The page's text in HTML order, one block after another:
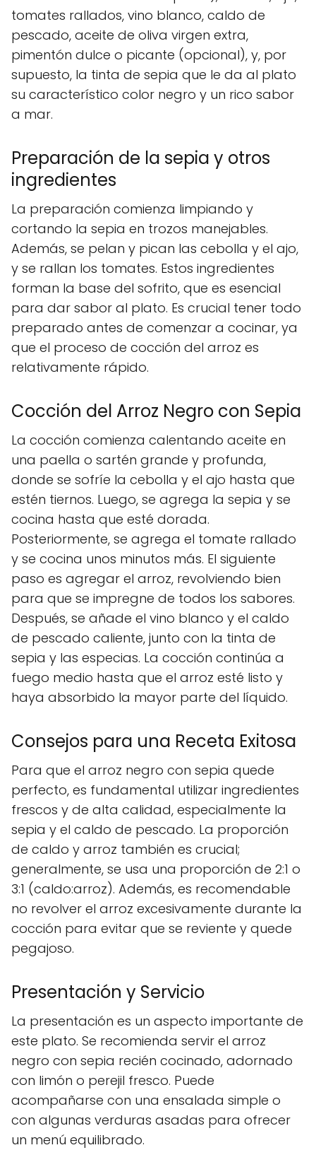
tomates rallados, vino blanco, caldo de
pescado, aceite de oliva virgen extra,
pimentón dulce o picante (opcional), y, por
supuesto, la tinta de sepia que le da al plato
su característico color negro y un rico sabor
a mar.
Preparación de la sepia y otros
ingredientes
La preparación comienza limpiando y
cortando la sepia en trozos manejables.
Además, se pelan y pican las cebolla y el ajo,
y se rallan los tomates. Estos ingredientes
forman la base del sofrito, que es esencial
para dar sabor al plato. Es crucial tener todo
preparado antes de comenzar a cocinar, ya
que el proceso de cocción del arroz es
relativamente rápido.
Cocción del Arroz Negro con Sepia
La cocción comienza calentando aceite en
una paella o sartén grande y profunda,
donde se sofríe la cebolla y el ajo hasta que
estén tiernos. Luego, se agrega la sepia y se
cocina hasta que esté dorada.
Posteriormente, se agrega el tomate rallado
y se cocina unos minutos más. El siguiente
paso es agregar el arroz, revolviendo bien
para que se impregne de todos los sabores.
Después, se añade el vino blanco y el caldo
de pescado caliente, junto con la tinta de
sepia y las especias. La cocción continúa a
fuego medio hasta que el arroz esté listo y
haya absorbido la mayor parte del líquido.
Consejos para una Receta Exitosa
Para que el arroz negro con sepia quede
perfecto, es fundamental utilizar ingredientes
frescos y de alta calidad, especialmente la
sepia y el caldo de pescado. La proporción
de caldo y arroz también es crucial;
generalmente, se usa una proporción de 2:1 o
3:1 (caldo:arroz). Además, es recomendable
no revolver el arroz excesivamente durante la
cocción para evitar que se reviente y quede
pegajoso.
Presentación y Servicio
La presentación es un aspecto importante de
este plato. Se recomienda servir el arroz
negro con sepia recién cocinado, adornado
con limón o perejil fresco. Puede
acompañarse con una ensalada simple o
con algunas verduras asadas para ofrecer
un menú equilibrado.